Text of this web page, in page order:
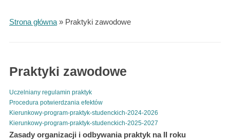
Strona główna» Praktyki zawodowe
Praktyki zawodowe
Uczelniany regulamin praktyk
Procedura potwierdzania efektów
Kierunkowy-program-praktyk-studenckich-2024-2026
Kierunkowy-program-praktyk-studenckich-2025-2027
Zasady organizacji i odbywania praktyk na II roku